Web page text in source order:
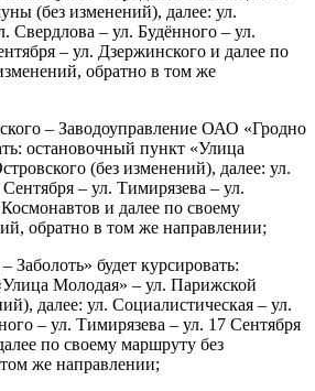
(без изменений), далее: ул.
Свердлова – ул. Будённого – ул.
– ул. Дзержинского и далее по
обратно в том же
– Заводоуправление ОАО «Гродно
остановочный пункт «Улица
(без изменений), далее: ул.
– ул. Тимирязева – ул.
и далее по своему
обратно в том же направлении;
будет курсировать:
Молодая» – ул. Парижской
далее: ул. Социалистическая – ул.
– ул. Тимирязева – ул. 17 Сентября
по своему маршруту без
же направлении;